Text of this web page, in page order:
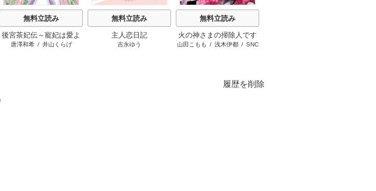
無料立読み
後宮茶妃伝～寵妃は愛よ
り茶が欲しい～
唐澤和希/ 井山くらげ
無料立読み
主人恋日記
吉永ゆう
無料立読み
火の神さまの掃除人です
が、いつの間にか花嫁と
山田こもも / 浅木伊都/ SNC
履歴を削除